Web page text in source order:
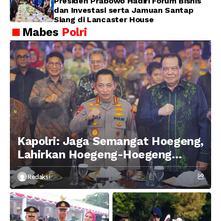
dan Investasi serta Jamuan Santap
Siang di Lancaster House
Mabes Polri
Kapolri: Jaga Semangat Hoegeng,
Lahirkan Hoegeng-Hoegeng
Berikutnya
Redaksi